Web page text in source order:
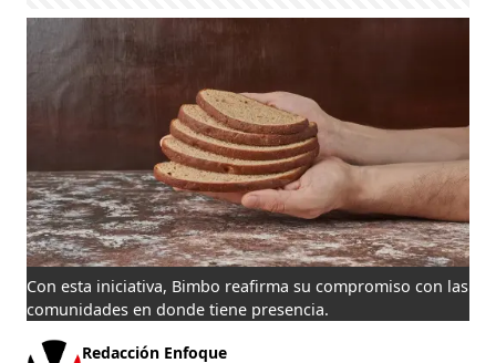
Con esta iniciativa, Bimbo reafirma su compromiso con las
comunidades en donde tiene presencia.
Redacción Enfoque